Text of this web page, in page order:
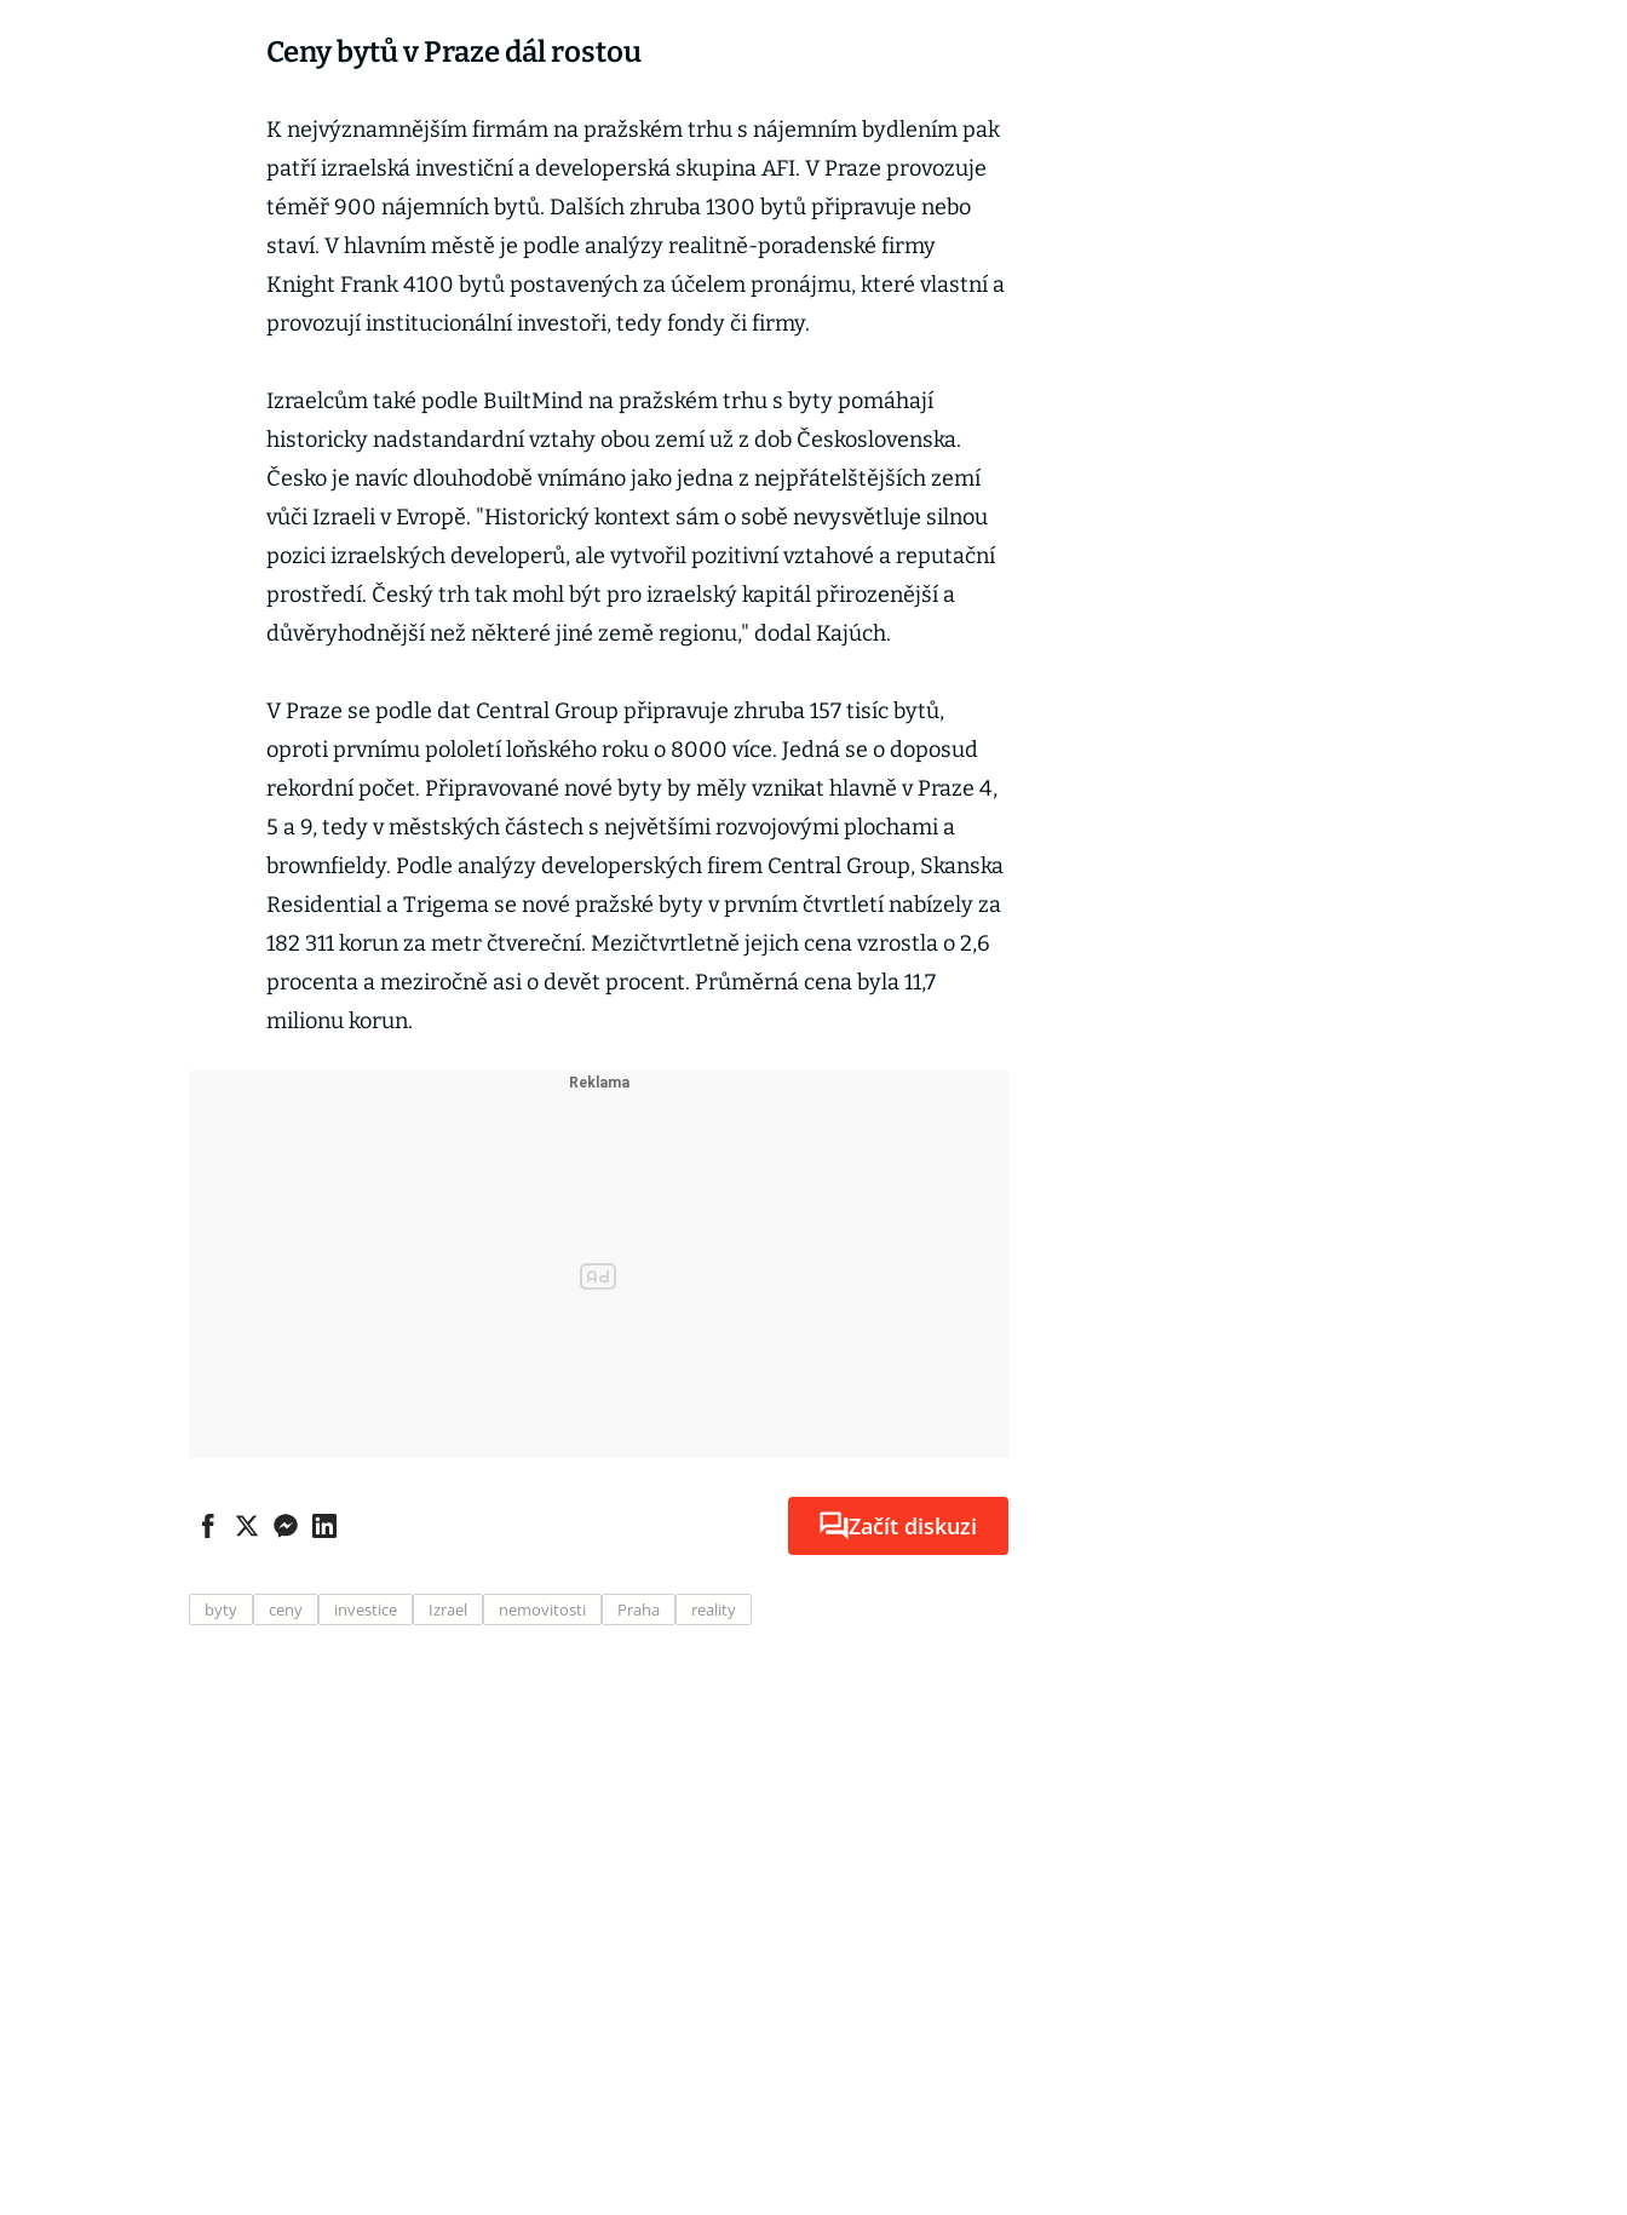
Ceny bytů v Praze dál rostou
K nejvýznamnějším firmám na pražském trhu s nájemním bydlením pak
patří izraelská investiční a developerská skupina AFI. V Praze provozuje
téměř 900 nájemních bytů. Dalších zhruba 1300 bytů připravuje nebo
staví. V hlavním městě je podle analýzy realitně-poradenské firmy
Knight Frank 4100 bytů postavených za účelem pronájmu, které vlastní a
provozují institucionální investoři, tedy fondy či firmy.
Izraelcům také podle BuiltMind na pražském trhu s byty pomáhají
historicky nadstandardní vztahy obou zemí už z dob Československa.
Česko je navíc dlouhodobě vnímáno jako jedna z nejpřátelštějších zemí
vůči Izraeli v Evropě. "Historický kontext sám o sobě nevysvětluje silnou
pozici izraelských developerů, ale vytvořil pozitivní vztahové a reputační
prostředí. Český trh tak mohl být pro izraelský kapitál přirozenější a
důvěryhodnější než některé jiné země regionu," dodal Kajúch.
V Praze se podle dat Central Group připravuje zhruba 157 tisíc bytů,
oproti prvnímu pololetí loňského roku o 8000 více. Jedná se o doposud
rekordní počet. Připravované nové byty by měly vznikat hlavně v Praze 4,
5 a 9, tedy v městských částech s největšími rozvojovými plochami a
brownfieldy. Podle analýzy developerských firem Central Group, Skanska
Residential a Trigema se nové pražské byty v prvním čtvrtletí nabízely za
182 311 korun za metr čtvereční. Mezičtvrtletně jejich cena vzrostla o 2,6
procenta a meziročně asi o devět procent. Průměrná cena byla 11,7
milionu korun.
Začít diskuzi
byty ceny investice Izrael nemovitosti Praha reality